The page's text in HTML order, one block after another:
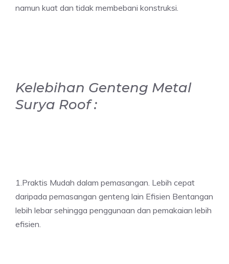
namun kuat dan tidak membebani konstruksi.
Kelebihan Genteng Metal
Surya Roof :
1.Praktis Mudah dalam pemasangan. Lebih cepat
daripada pemasangan genteng lain Efisien Bentangan
lebih lebar sehingga penggunaan dan pemakaian lebih
efisien.